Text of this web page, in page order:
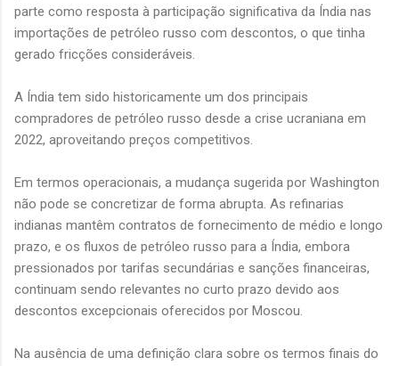
parte como resposta à participação significativa da Índia nas
importações de petróleo russo com descontos, o que tinha
gerado fricções consideráveis.
A Índia tem sido historicamente um dos principais
compradores de petróleo russo desde a crise ucraniana em
2022, aproveitando preços competitivos.
Em termos operacionais, a mudança sugerida por Washington
não pode se concretizar de forma abrupta. As refinarias
indianas mantêm contratos de fornecimento de médio e longo
prazo, e os fluxos de petróleo russo para a Índia, embora
pressionados por tarifas secundárias e sanções financeiras,
continuam sendo relevantes no curto prazo devido aos
descontos excepcionais oferecidos por Moscou.
Na ausência de uma definição clara sobre os termos finais do